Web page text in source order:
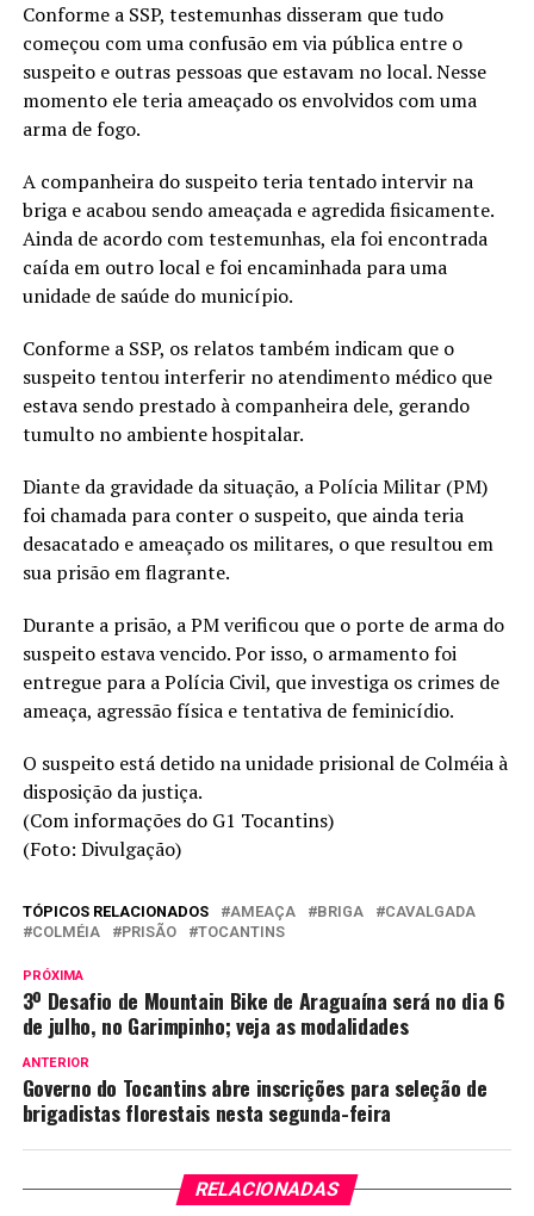
Conforme a SSP, testemunhas disseram que tudo
começou com uma confusão em via pública entre o
suspeito e outras pessoas que estavam no local. Nesse
momento ele teria ameaçado os envolvidos com uma
arma de fogo.
A companheira do suspeito teria tentado intervir na
briga e acabou sendo ameaçada e agredida fisicamente.
Ainda de acordo com testemunhas, ela foi encontrada
caída em outro local e foi encaminhada para uma
unidade de saúde do município.
Conforme a SSP, os relatos também indicam que o
suspeito tentou interferir no atendimento médico que
estava sendo prestado à companheira dele, gerando
tumulto no ambiente hospitalar.
Diante da gravidade da situação, a Polícia Militar (PM)
foi chamada para conter o suspeito, que ainda teria
desacatado e ameaçado os militares, o que resultou em
sua prisão em flagrante.
Durante a prisão, a PM verificou que o porte de arma do
suspeito estava vencido. Por isso, o armamento foi
entregue para a Polícia Civil, que investiga os crimes de
ameaça, agressão física e tentativa de feminicídio.
O suspeito está detido na unidade prisional de Colméia à
disposição da justiça.
(Com informações do G1 Tocantins)
(Foto: Divulgação)
TÓPICOS RELACIONADOS AMEAÇA BRIGA
CAVALGADA
COLMÉIA
PRISÃO TOCANTINS
PRÓXIMA
3º Desafio de Mountain Bike de Araguaína será no dia 6
de julho, no Garimpinho; veja as modalidades
ANTERIOR
Governo do Tocantins abre inscrições para seleção de
brigadistas florestais nesta segunda-feira
RELACIONADAS